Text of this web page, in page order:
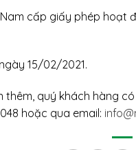
cấp giấy phép hoạt
15/02/2021.
quý khách hàng
hoặc qua email: